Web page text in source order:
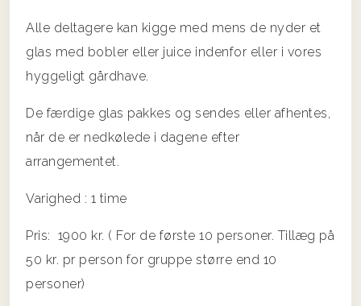
Alle deltagere kan kigge med mens de nyder et
glas med bobler eller juice indenfor eller i vores
hyggeligt gårdhave.
De færdige glas pakkes og sendes eller afhentes,
når de er nedkølede i dagene efter
arrangementet.
Varighed : 1 time
Pris: 1900 kr. ( For de første 10 personer. Tillæg på
50 kr. pr person for gruppe større end 10
personer)